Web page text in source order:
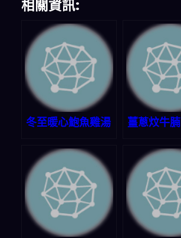
相關資訊:
冬至暖心鮑魚雞湯 薑蔥炆牛腩